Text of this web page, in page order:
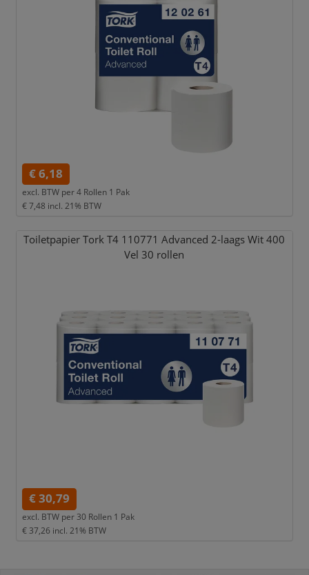
€ 6,18
excl. BTW per4 Rollen 1 Pak
€ 7,48 incl. 21% BTW
Toiletpapier Tork T4 110771 Advanced 2-laags Wit 400
Vel 30 rollen
€ 30,79
excl. BTW per 30 Rollen 1 Pak
€ 37,26 incl. 21% BTW